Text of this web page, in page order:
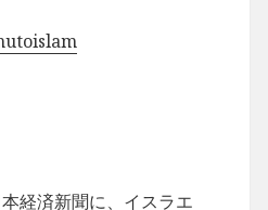
本経済新聞に、イスラエ